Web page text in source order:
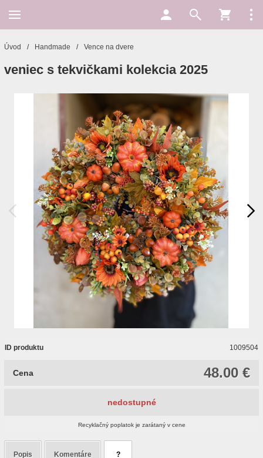
Úvod / Handmade / Vence na dvere
veniec s tekvičkami kolekcia 2025
ID produktu 1009504
48.00 €
Cena
nedostupné
Recyklačný poplatok je zarátaný v cene
Popis Komentáre ?